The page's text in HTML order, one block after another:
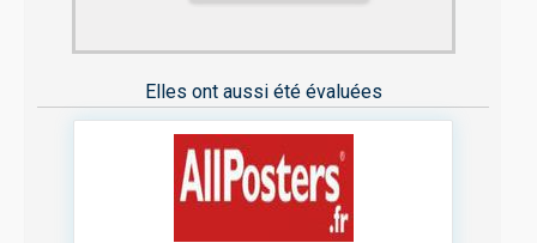
Elles ont aussi été évaluées